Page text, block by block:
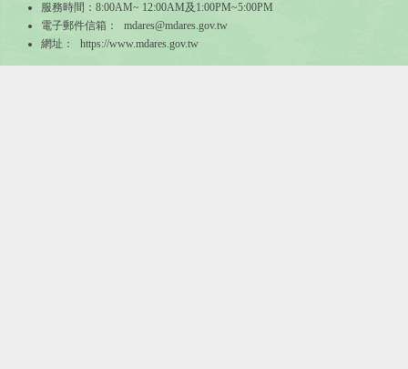
服務時間：8:00AM~ 12:00AM及1:00PM~5:00PM
電子郵件信箱：
mdares@mdares.gov.tw
網址：
https://www.mdares.gov.tw